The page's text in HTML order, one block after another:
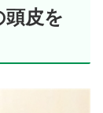
皮を